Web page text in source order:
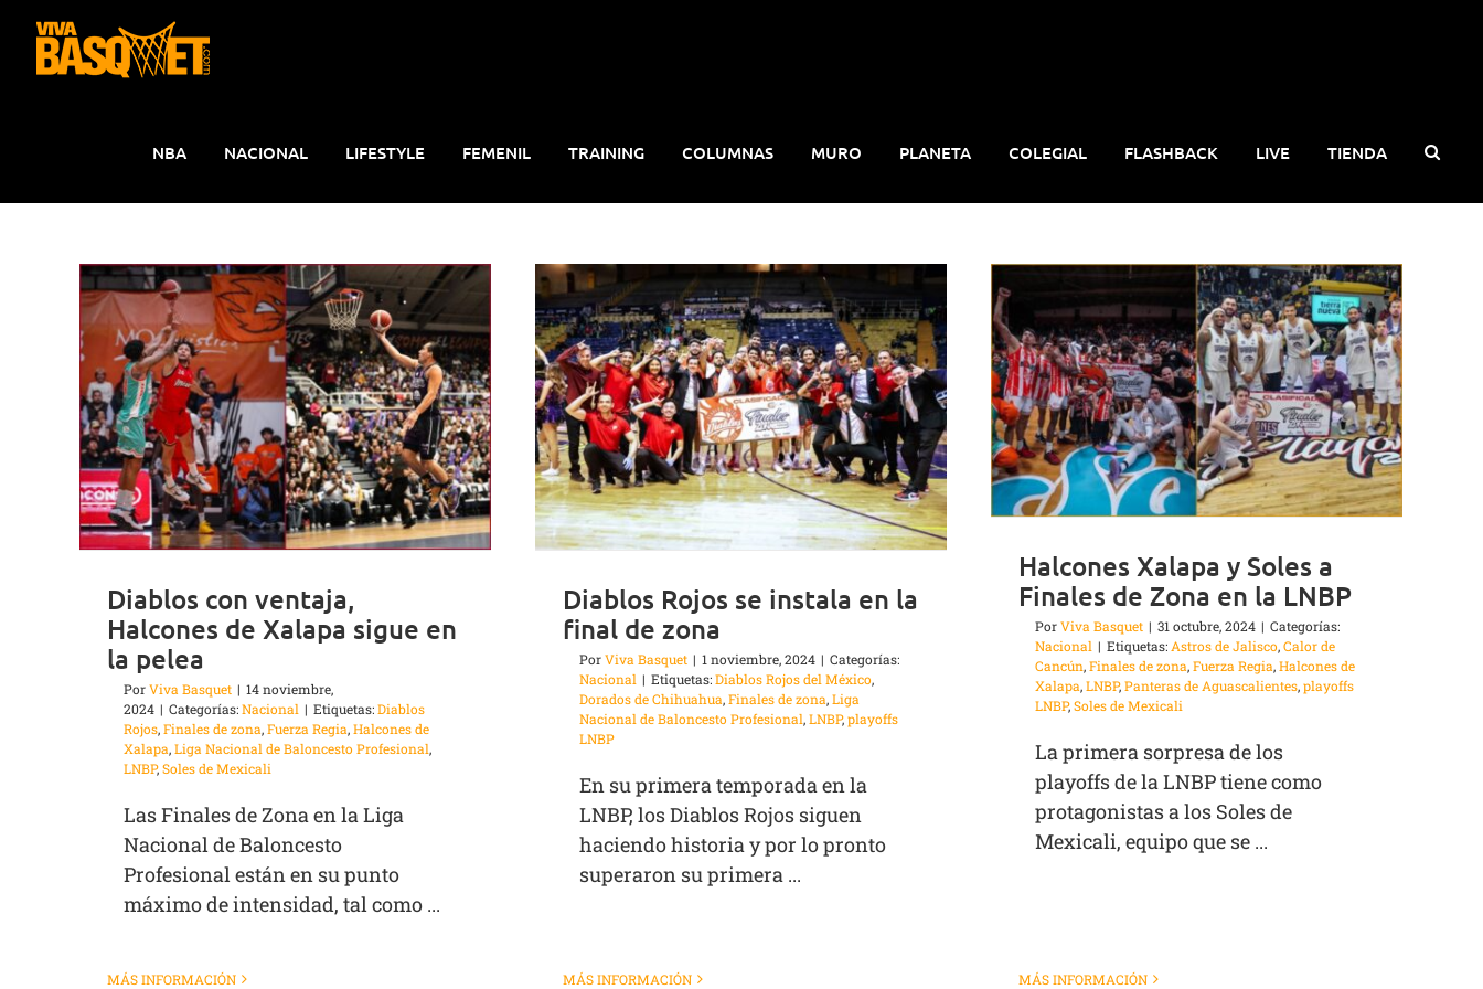
contenido
NBA NACIONAL LIFESTYLE FEMENIL TRAINING COLUMNAS MURO PLANETA COLEGIAL FLASHBACK LIVE TIENDA
Diablos con ventaja,
Halcones de Xalapa sigue en
la pelea
PorViva Basquet | 14 noviembre,
2024 | Categorías:Nacional | Etiquetas:Diablos
Rojos,Finales de zona,Fuerza Regia,Halcones de
Xalapa,Liga Nacional de Baloncesto Profesional,
LNBP,Soles de Mexicali
Las Finales de Zona en la Liga
Nacional de Baloncesto
Profesional están en su punto
máximo de intensidad, tal como ...
MÁS INFORMACIÓN
Diablos Rojos se instala en la
final de zona
PorViva Basquet | 1 noviembre, 2024 | Categorías:
Nacional | Etiquetas:Diablos Rojos del México,
Dorados de Chihuahua,Finales de zona,Liga
Nacional de Baloncesto Profesional,LNBP,playoffs
LNBP
En su primera temporada en la
LNBP, los Diablos Rojos siguen
haciendo historia y por lo pronto
superaron su primera ...
MÁS INFORMACIÓN
Halcones Xalapa y Soles a
Finales de Zona en la LNBP
PorViva Basquet | 31 octubre, 2024 | Categorías:
Nacional | Etiquetas: Astros de Jalisco,Calor de
Cancún,Finales de zona,Fuerza Regia,Halcones de
Xalapa,LNBP,Panteras de Aguascalientes,playoffs
LNBP,Soles de Mexicali
La primera sorpresa de los
playoffs de la LNBP tiene como
protagonistas a los Soles de
Mexicali, equipo que se ...
MÁS INFORMACIÓN